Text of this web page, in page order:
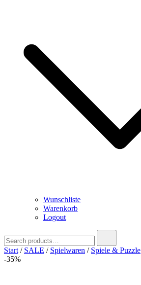
Wunschliste
Warenkorb
Logout
for:
Start / SALE / Spielwaren / Spiele & Puzzle
-35%